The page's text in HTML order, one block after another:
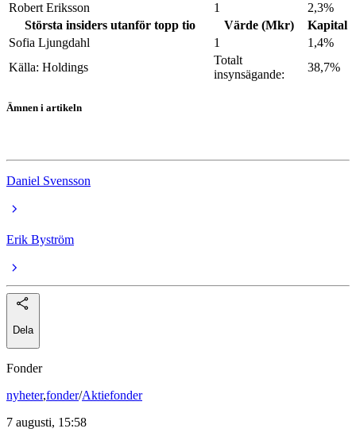
Robert Eriksson
1
2,3%
Största insiders utanför topp tio
Värde (Mkr)
Kapital
Sofia Ljungdahl
1
1,4%
Källa: Holdings
Totalt
insynsägande:
38,7%
Ämnen i artikeln
Daniel Svensson
Erik Byström
Dela
Fonder
nyheter,fonder/Aktiefonder
7 augusti, 15:58